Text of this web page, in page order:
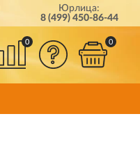
ПОЛНЫЙ
Юрлица:
8 (499) 450-86-44
0 0